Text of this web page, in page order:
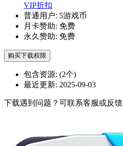
VIP折扣
普通用户: 5游戏币
月卡赞助: 免费
永久赞助: 免费
购买下载权限
包含资源: (2个)
最近更新: 2025-09-03
下载遇到问题？可联系客服或反馈